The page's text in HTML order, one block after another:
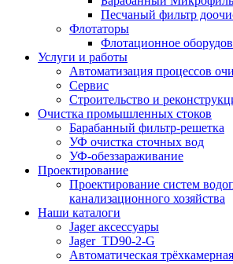
Песчаный фильтр
Флотаторы
Флотационное
Услуги и работы
Автоматизация процессов
Сервис
Строительство и
Очистка промышленных стоков
Барабанный фильтр-решетка
УФ очистка сточных вод
УФ-обеззараживание
Проектирование
Проектирование систем
канализационного хозяйства
Наши каталоги
Jager аксессуары
Jager_TD90-2-G
Автоматическая